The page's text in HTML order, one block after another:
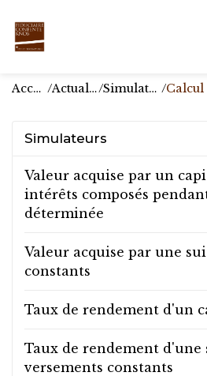
Accueil / Actualités/ Simulateurs /
Simulateurs
Valeur acquise par un
intérêts composés
déterminée
Valeur acquise par une
constants
Taux de rendement d'un
Taux de rendement d'une
versements constants